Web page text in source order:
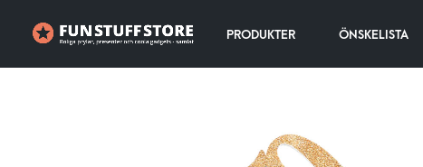
PRODUKTER ÖNSKELISTA